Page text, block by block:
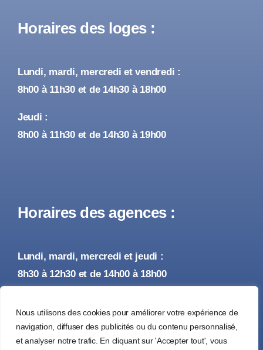
Nous utilisons des cookies pour améliorer votre expérience de
navigation, diffuser des publicités ou du contenu personnalisé,
et analyser notre trafic. En cliquant sur 'Accepter tout', vous
Horaires des loges :
Lundi, mardi, mercredi et vendredi :
8h00 à 11h30 et de 14h30 à 18h00
Jeudi :
8h00 à 11h30 et de 14h30 à 19h00
Horaires des agences :
Lundi, mardi, mercredi et jeudi :
8h30 à 12h30 et de 14h00 à 18h00
8h30 à 12h30 et de 14h00 à 17h00